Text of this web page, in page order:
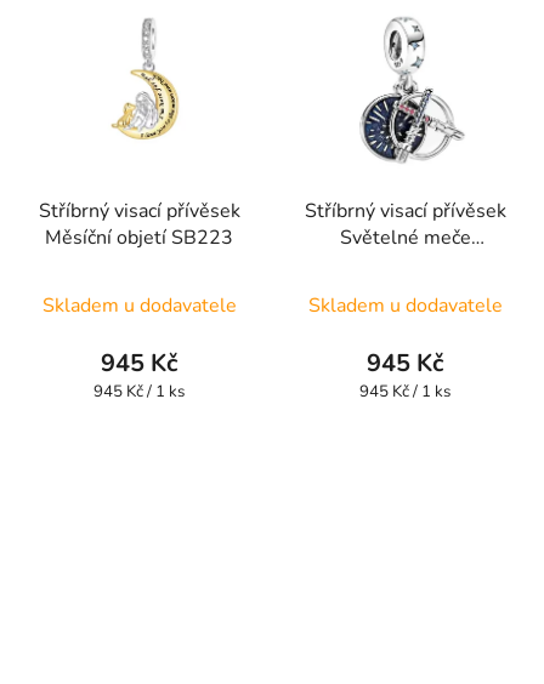
Stříbrný visací přívěsek
Měsíční objetí SB223
Skladem u dodavatele
945 Kč
Měrná
945 Kč / 1 ks
Stříbrný visací přívěsek
Světelné meče
Skladem u dodavatele
945 Kč
Měrná
945 Kč / 1 ks